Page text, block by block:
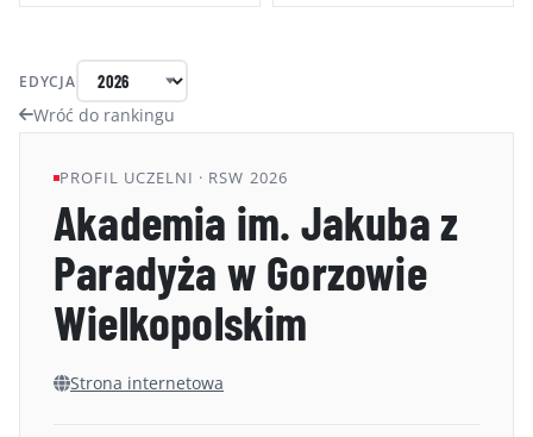
RANKINGI WG GRUP KRYTERIÓW
RANKING KIERUNKÓW STUDIÓW
METODOLOGIA
GALERIA
KONTAKT
Wróć do rankingu
EDYCJA
PROFIL UCZELNI · RSW 2026
Akademia im. Jakuba z
Paradyża w Gorzowie
Wielkopolskim
Strona internetowa